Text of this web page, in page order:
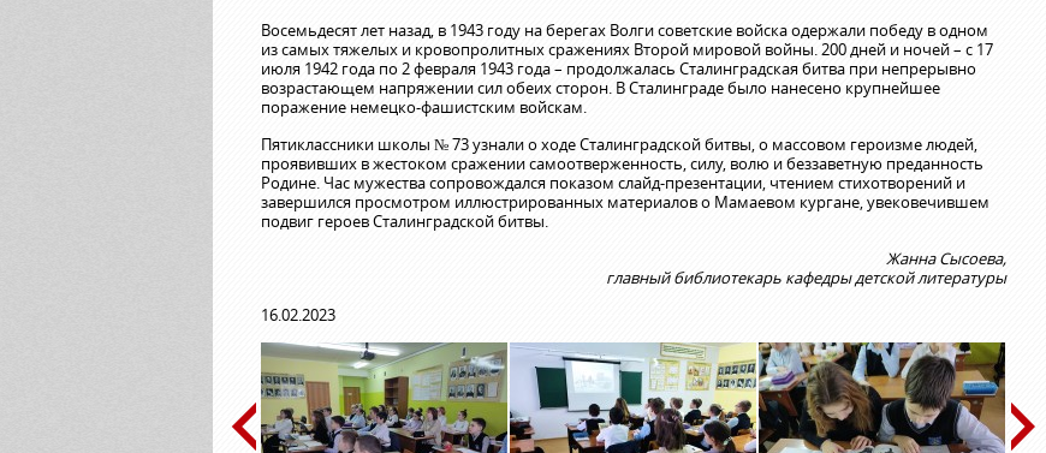
Восемьдесят лет назад, в 1943 году на берегах Волги советские войска одержали победу в одном
из самых тяжелых и кровопролитных сражениях Второй мировой войны. 200 дней и ночей – с 17
июля 1942 года по 2 февраля 1943 года – продолжалась Сталинградская битва при непрерывно
возрастающем напряжении сил обеих сторон. В Сталинграде было нанесено крупнейшее
поражение немецко-фашистским войскам.
Пятиклассники школы № 73 узнали о ходе Сталинградской битвы, о массовом героизме людей,
проявивших в жестоком сражении самоотверженность, силу, волю и беззаветную преданность
Родине. Час мужества сопровождался показом слайд-презентации, чтением стихотворений и
завершился просмотром иллюстрированных материалов о Мамаевом кургане, увековечившем
подвиг героев Сталинградской битвы.
Жанна Сысоева,
главный библиотекарь кафедры детской литературы
16.02.2023